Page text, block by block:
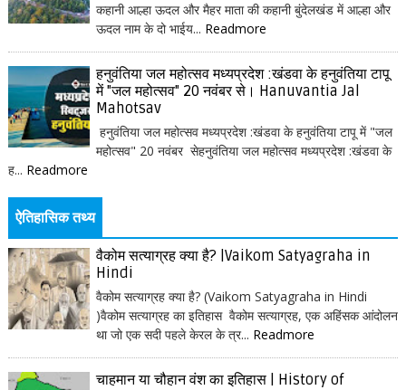
कहानी आल्हा ऊदल और मैहर माता की कहानी बुंदेलखंड में आल्हा और
ऊदल नाम के दो भाईय... Readmore
हनुवंतिया जल महोत्सव मध्यप्रदेश :खंडवा के हनुवंतिया टापू
में "जल महोत्सव" 20 नवंबर से। Hanuvantia Jal
Mahotsav
हनुवंतिया जल महोत्सव मध्यप्रदेश :खंडवा के हनुवंतिया टापू में "जल
महोत्सव" 20 नवंबर सेहनुवंतिया जल महोत्सव मध्यप्रदेश :खंडवा के
ह... Readmore
ऐतिहासिक तथ्य
वैकोम सत्याग्रह क्या है? |Vaikom Satyagraha in
Hindi
वैकोम सत्याग्रह क्या है? (Vaikom Satyagraha in Hindi
)वैकोम सत्याग्रह का इतिहास वैकोम सत्याग्रह, एक अहिंसक आंदोलन
था जो एक सदी पहले केरल के त्र... Readmore
चाहमान या चौहान वंश का इतिहास | History of